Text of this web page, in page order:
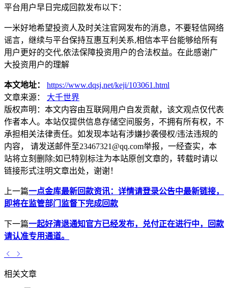
平台用户早日完成回款发布以下：
一米好地希望投资人及时关注官网发布的消息，不要轻信网络
谣言，继续与平台保持互惠互利关系,相信本平台能够给所有
用户更好的交代,依法保障投资用户的合法权益。在此感谢广
大投资用户的理解
本文地址：
https://www.dqsj.net/keji/103061.html
文章来源：
大千世界
版权声明： 本文内容由互联网用户自发贡献，该文观点仅代表
作者本人。本站仅提供信息存储空间服务，不拥有所有权，不
承担相关法律责任。如发现本站有涉嫌抄袭侵权/违法违规的
内容， 请发送邮件至23467321@qq.com举报，一经查实，本
站将立刻删除;如已特别标注为本站原创文章的，转载时请以
链接形式注明文章出处，谢谢！
上一篇一点金库最新回款资讯：详情请登录公告中最新链接，
即将在监管部门监督下完成回款
下一篇一起好清退通知官方已经发布，兑付正在进行中，回款
请认准专用通道。
相关文章